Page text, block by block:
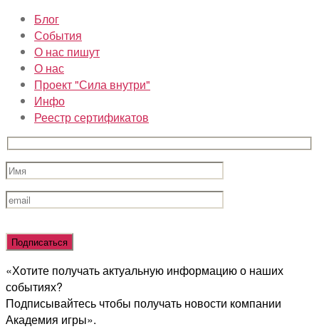
Блог
События
О нас пишут
О нас
Проект "Сила внутри"
Инфо
Реестр сертификатов
Оставьте
это
пустым.
«Хотите получать актуальную информацию о наших
событиях?
Подписывайтесь чтобы получать новости компании
Академия игры».